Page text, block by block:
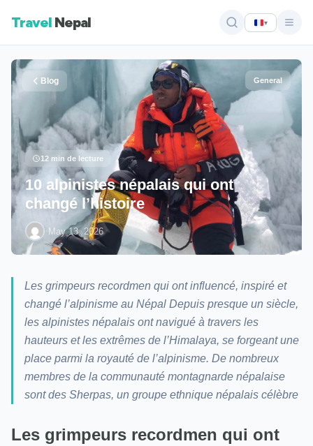
Travel Nepal ▾
Blog General
12 min de lecture
10 alpinistes népalais qui ont
changé l’histoire
· May 13, 2026
Les grimpeurs recordmen qui ont influencé, inspiré et
changé l’alpinisme au Népal Depuis presque un siècle,
les alpinistes népalais ont navigué à travers les
hauteurs et les extrêmes de l’Himalaya, se forgeant une
place parmi la royauté de l’alpinisme. De nombreux
membres de la communauté montagnarde népalaise
sont des Sherpas, un groupe ethnique népalais célèbre
Les grimpeurs recordmen qui ont